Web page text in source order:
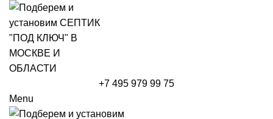
+7 495 979 99 75
Menu